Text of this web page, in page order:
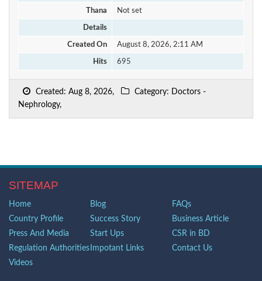
Thana Not set
Details
Created On August 8, 2026, 2:11 AM
Hits 695
Created: Aug 8, 2026,
Category: Doctors -
Nephrology,
SITEMAP
Home Blog
FAQs
Country Profile
Success Story
Business Article
Press And Media
Start Ups
CSR in BD
Regulation Authorities Impotant Links
Contact Us
Videos